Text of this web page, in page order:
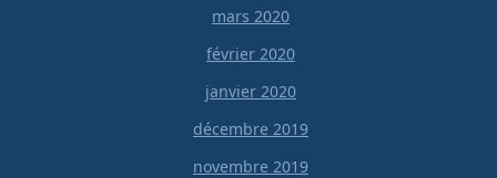
mars 2020
février 2020
janvier 2020
décembre 2019
novembre 2019